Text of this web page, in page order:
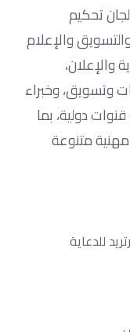
تحكيم
والإعلام
والإعلان،
وتسويق، وخبراء
دولية، بما
متنوعة
للدعاية